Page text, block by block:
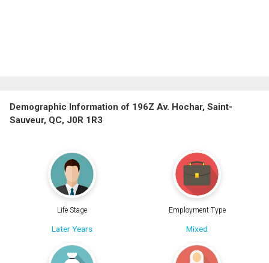
Demographic Information of 196Z Av. Hochar, Saint-
Sauveur, QC, J0R 1R3
Life Stage
Later Years
Employment Type
Mixed